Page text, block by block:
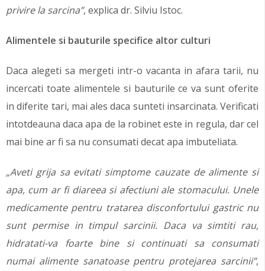
privire la sarcina”, explica dr. Silviu Istoc.
Alimentele si bauturile specifice altor culturi
Daca alegeti sa mergeti intr-o vacanta in afara tarii, nu
incercati toate alimentele si bauturile ce va sunt oferite
in diferite tari, mai ales daca sunteti insarcinata. Verificati
intotdeauna daca apa de la robinet este in regula, dar cel
mai bine ar fi sa nu consumati decat apa imbuteliata.
„Aveti grija sa evitati simptome cauzate de alimente si
apa, cum ar fi diareea si afectiuni ale stomacului. Unele
medicamente pentru tratarea disconfortului gastric nu
sunt permise in timpul sarcinii. Daca va simtiti rau,
hidratati-va foarte bine si continuati sa consumati
numai alimente sanatoase pentru protejarea sarcinii”,